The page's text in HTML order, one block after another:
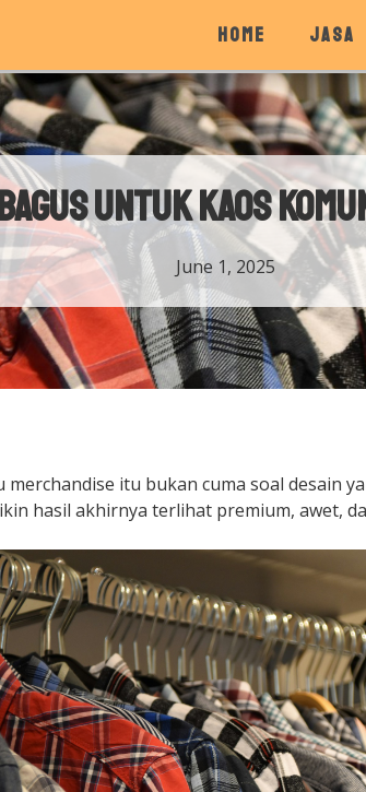
HOME JASA
untuk Kaos
June 1, 2025
itu bukan cuma soal desain
hasil akhirnya terlihat premium, awet,